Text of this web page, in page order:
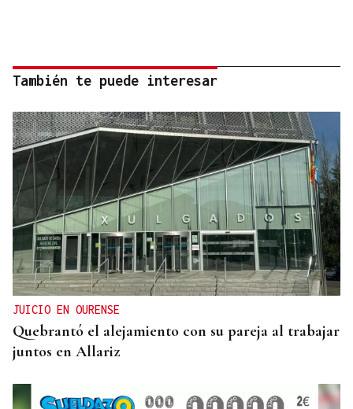
También te puede interesar
JUICIO EN OURENSE
Quebrantó el alejamiento con su pareja al trabajar
juntos en Allariz